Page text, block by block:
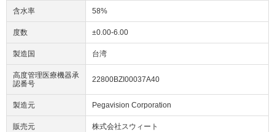
含水率 58%
度数 ±0.00-6.00
製造国 台湾
高度管理医療機器承
認番号
22800BZI00037A40
製造元 Pegavision Corporation
販売元 株式会社スウィート